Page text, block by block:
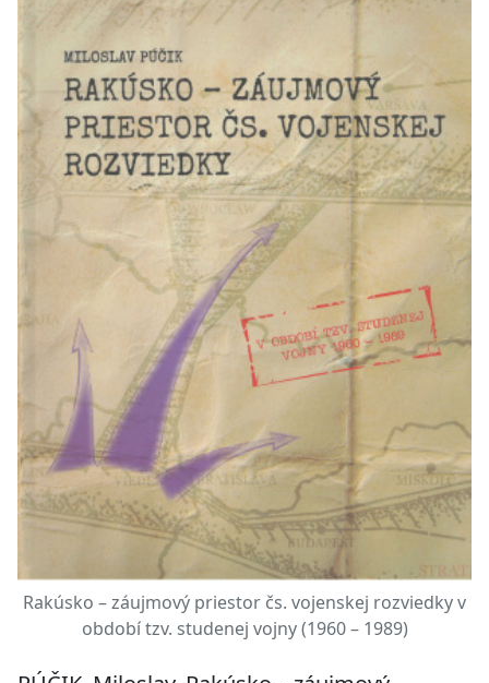
Rakúsko – záujmový priestor čs. vojenskej rozviedky v
období tzv. studenej vojny (1960 – 1989)